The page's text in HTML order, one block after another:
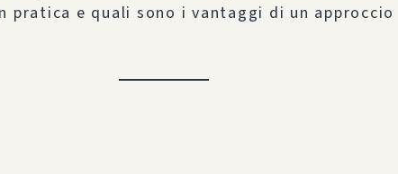
pratica e quali sono i vantaggi di un approccio